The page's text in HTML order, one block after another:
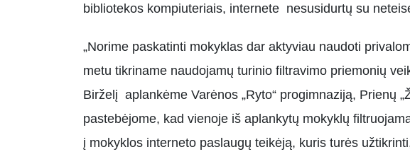
bibliotekos kompiuteriais, internete nesusidurtų su
„Norime paskatinti mokyklas dar aktyviau naudoti
metu tikriname naudojamų turinio filtravimo priemonių
Birželį aplankėme Varėnos „Ryto“ progimnaziją, Prienų
pastebėjome, kad vienoje iš aplankytų mokyklų
į mokyklos interneto paslaugų teikėją, kuris turės